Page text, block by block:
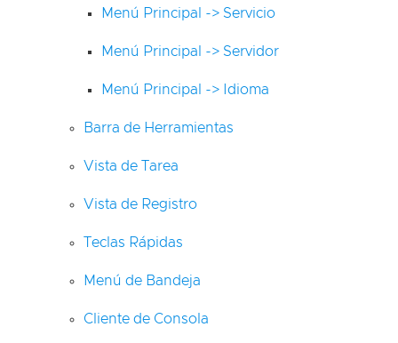
Menú Principal -> Servicio
Menú Principal -> Servidor
Menú Principal -> Idioma
Barra de Herramientas
Vista de Tarea
Vista de Registro
Teclas Rápidas
Menú de Bandeja
Cliente de Consola